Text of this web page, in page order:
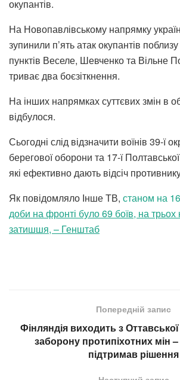
окупантів.
На Новопавлівському напрямку
зупинили п’ять атак окупантів
пунктів Веселе, Шевченко та Вільне
триває два боєзіткнення.
На інших напрямках суттєвих змін в
відбулося.
Сьогодні слід відзначити воїнів 39-ї
берегової оборони та 17-ї
які ефективно дають відсіч
Як повідомляло Інше ТВ, станом на
доби на фронті було69 боїв, на
затишшя, – Генштаб
Попередній запис
Фінляндія виходить з
заборону протипіхотних мін
підтримав рішення